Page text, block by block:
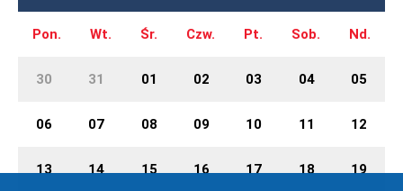
Pon. Wt. Śr. Czw. Pt. Sob. Nd.
30 31 01 02 03 04 05
06 07 08 09 10 11 12
13 14 15 16 17 18 19